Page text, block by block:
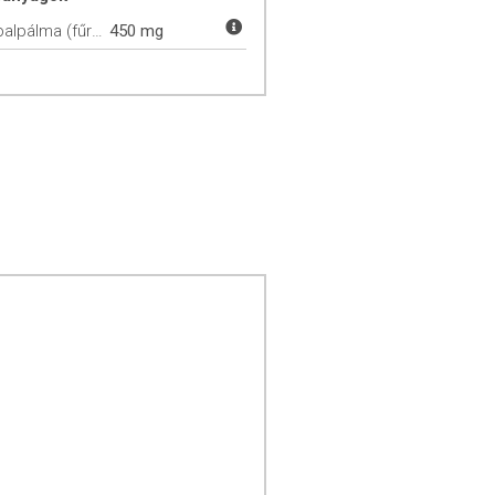
Szabalpálma (fűrészpálma) 450 mg